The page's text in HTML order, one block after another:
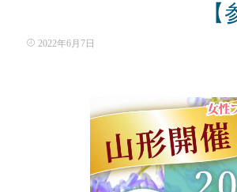
2022年6月7日